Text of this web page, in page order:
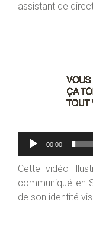
assistant de
00:00
Cette vidéo
communiqué en
de son identité